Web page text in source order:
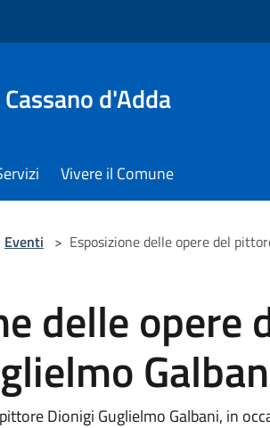
d'Adda
Vivere il Comune
Eventi > Esposizione delle opere del
delle opere
Dionigi Guglielmo Galbani, in